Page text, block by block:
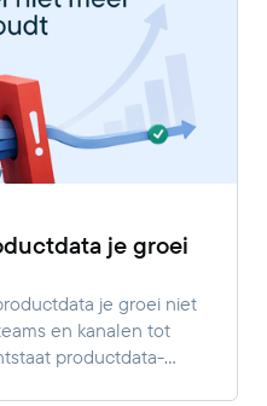
je groei
je groei niet
en kanalen tot
productdata-